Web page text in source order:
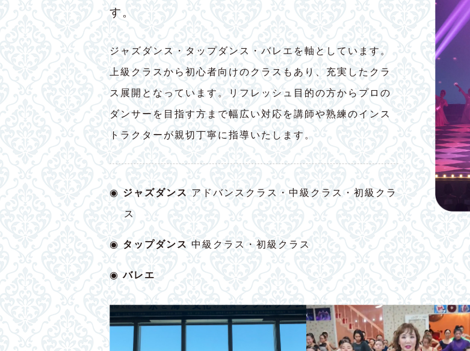
す。
ジャズダンス・タップダンス・バレエを軸としています。
上級クラスから初心者向けのクラスもあり、充実したクラ
ス展開となっています。リフレッシュ目的の方からプロの
ダンサーを目指す方まで幅広い対応を講師や熟練のインス
トラクターが親切丁寧に指導いたします。
◉ ジャズダンスアドバンスクラス・中級クラス・初級クラ
ス
◉ タップダンス 中級クラス・初級クラス
◉バレエ